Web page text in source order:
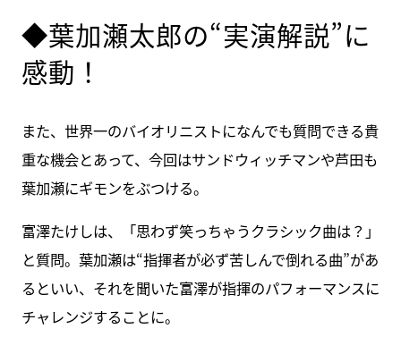
◆葉加瀬太郎の“実演解説”に
感動！
また、世界一のバイオリニストになんでも質問できる貴
重な機会とあって、今回はサンドウィッチマンや芦田も
葉加瀬にギモンをぶつける。
富澤たけしは、「思わず笑っちゃうクラシック曲は？」
と質問。葉加瀬は“指揮者が必ず苦しんで倒れる曲”があ
るといい、それを聞いた富澤が指揮のパフォーマンスに
チャレンジすることに。